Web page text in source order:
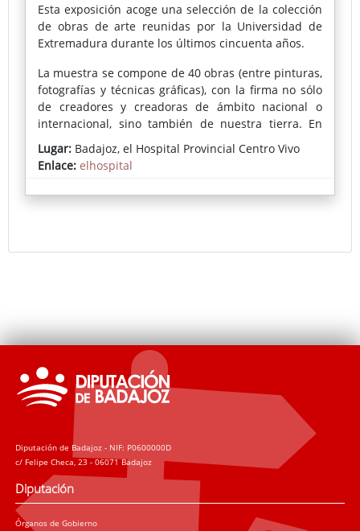
Esta exposición acoge una selección de la colección
de obras de arte reunidas por la Universidad de
Extremadura durante los últimos cincuenta años.
La muestra se compone de 40 obras (entre pinturas,
fotografías y técnicas gráficas), con la firma no sólo
de creadores y creadoras de ámbito nacional o
internacional, sino también de nuestra tierra. En
Barjola, Oswaldo Guayasamín, Wolf Vostell, Alfonso
Sicilia, Hilario Bravo, Francisco Pedraja, María Ruiz
Lugar: Badajoz, el Hospital Provincial Centro Vivo
Enlace: elhospital
Diputación de Badajoz - NIF: P0600000D
c/ Felipe Checa, 23 - 06071 Badajoz
Diputación
Órganos de Gobierno